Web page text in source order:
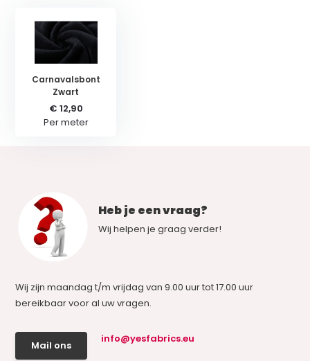
Carnavalsbont
Zwart
€ 12,90
Per meter
Heb je een vraag?
Wij helpen je graag verder!
Wij zijn maandag t/m vrijdag van 9.00 uur tot 17.00 uur
bereikbaar voor al uw vragen.
Mail ons
info@yesfabrics.eu